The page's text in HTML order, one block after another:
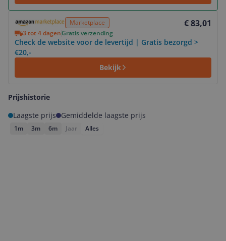
Marketplace € 83,01
3 tot 4 dagenGratis verzending
Check de website voor de levertijd | Gratis bezorgd >
€20,-
Bekijk
Prijshistorie
Laagste prijs
Gemiddelde laagste prijs
1m 3m 6m Jaar Alles